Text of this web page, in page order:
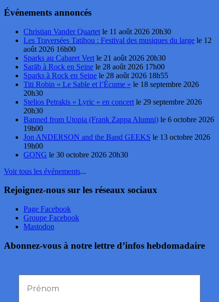
Événements annoncés
Christian Vander Quartet le 11 août 2026 20h30
Les Traversées Tatihou : Festival des musiques du large le 12
août 2026 16h00
Sparks au Cabaret Vert le 21 août 2026 20h30
Sarāb à Rock en Seine le 28 août 2026 17h00
Sparks à Rock en Seine le 28 août 2026 18h55
Titi Robin « Le Sable et l’Écume » le 18 septembre 2026
20h30
Stelios Petrakis « Lyric » en concert le 29 septembre 2026
20h30
Banned from Utopia (Frank Zappa Alumni) le 6 octobre 2026
19h00
Jon ANDERSON and the Band GEEKS le 13 octobre 2026
19h00
GONG le 30 octobre 2026 20h30
Voir tous les événements...
Rejoignez-nous sur les réseaux sociaux
Page Facebook
Groupe Facebook
Mastodon
Abonnez-vous à notre lettre d’infos hebdomadaire